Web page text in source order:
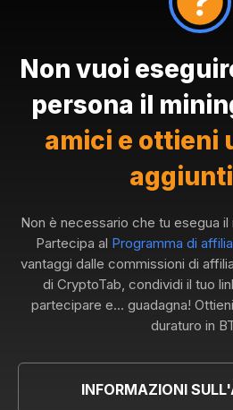
Non vuoi
persona il
amici e ottieni
Non è necessario che tu esegua il
Partecipa al Programma di
vantaggi dalle commissioni di
di CryptoTab, condividi il tuo
partecipare e... guadagna!
duraturo in
INFORMAZIONI